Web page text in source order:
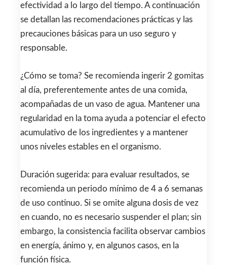
efectividad a lo largo del tiempo. A continuación
se detallan las recomendaciones prácticas y las
precauciones básicas para un uso seguro y
responsable.
¿Cómo se toma? Se recomienda ingerir 2 gomitas
al día, preferentemente antes de una comida,
acompañadas de un vaso de agua. Mantener una
regularidad en la toma ayuda a potenciar el efecto
acumulativo de los ingredientes y a mantener
unos niveles estables en el organismo.
Duración sugerida: para evaluar resultados, se
recomienda un periodo mínimo de 4 a 6 semanas
de uso continuo. Si se omite alguna dosis de vez
en cuando, no es necesario suspender el plan; sin
embargo, la consistencia facilita observar cambios
en energía, ánimo y, en algunos casos, en la
función física.